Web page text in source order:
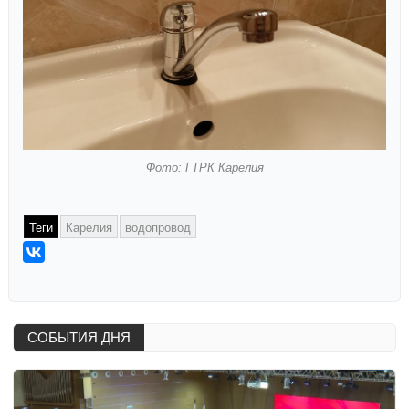
Фото: ГТРК Карелия
Теги Карелия водопровод
СОБЫТИЯ ДНЯ